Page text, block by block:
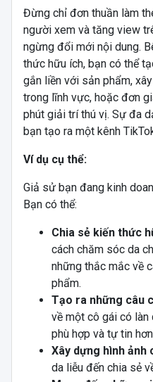
Đừng chỉ đơn thuần làm
người xem và tăng view
ngừng đổi mới nội dung.
thức hữu ích, bạn có thể
gắn liền với sản phẩm,
trong lĩnh vực, hoặc đơn
phút giải trí thú vị. Sự đa
bạn tạo ra một kênh
Ví dụ cụ thể:
Giả sử bạn đang kinh
Bạn có thể:
Chia sẻ kiến thức
cách chăm sóc da
những thắc mắc về
phẩm.
Tạo ra những câu
về một cô gái có
phù hợp và tự tin
Xây dựng hình ảnh
da liễu đến chia sẻ